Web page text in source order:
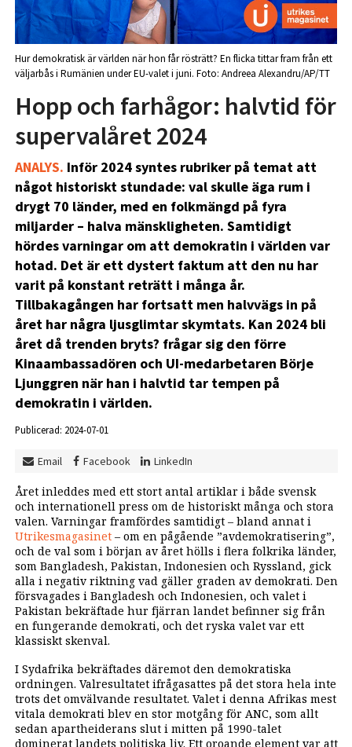
Hur demokratisk är världen när hon får rösträtt? En flicka tittar fram från ett
väljarbås i Rumänien under EU-valet i juni. Foto: Andreea Alexandru/AP/TT
Hopp och farhågor: halvtid för
supervalåret 2024
ANALYS. Inför 2024 syntes rubriker på temat att
något historiskt stundade: val skulle äga rum i
drygt 70 länder, med en folkmängd på fyra
miljarder – halva mänskligheten. Samtidigt
hördes varningar om att demokratin i världen var
hotad. Det är ett dystert faktum att den nu har
varit på konstant reträtt i många år.
Tillbakagången har fortsatt men halvvägs in på
året har några ljusglimtar skymtats. Kan 2024 bli
året då trenden bryts? frågar sig den förre
Kinaambassadören och UI-medarbetaren Börje
Ljunggren när han i halvtid tar tempen på
demokratin i världen.
Publicerad: 2024-07-01
Email Facebook LinkedIn
Året inleddes med ett stort antal artiklar i både svensk
och internationell press om de historiskt många och stora
valen. Varningar framfördes samtidigt – bland annat i
Utrikesmagasinet– om en pågående ”avdemokratisering”,
och de val som i början av året hölls i flera folkrika länder,
som Bangladesh, Pakistan, Indonesien och Ryssland, gick
alla i negativ riktning vad gäller graden av demokrati. Den
försvagades i Bangladesh och Indonesien, och valet i
Pakistan bekräftade hur fjärran landet befinner sig från
en fungerande demokrati, och det ryska valet var ett
klassiskt skenval.
I Sydafrika bekräftades däremot den demokratiska
ordningen. Valresultatet ifrågasattes på det stora hela inte
trots det omvälvande resultatet. Valet i denna Afrikas mest
vitala demokrati blev en stor motgång för ANC, som allt
sedan apartheiderans slut i mitten på 1990-talet
dominerat landets politiska liv. Ett oroande element var att